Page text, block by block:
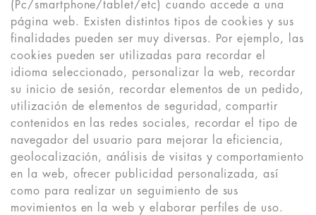
(Pc/smartphone/tablet/etc) cuando accede a una
página web. Existen distintos tipos de cookies y sus
finalidades pueden ser muy diversas. Por ejemplo, las
cookies pueden ser utilizadas para recordar el
idioma seleccionado, personalizar la web, recordar
su inicio de sesión, recordar elementos de un pedido,
utilización de elementos de seguridad, compartir
contenidos en las redes sociales, recordar el tipo de
navegador del usuario para mejorar la eficiencia,
geolocalización, análisis de visitas y comportamiento
en la web, ofrecer publicidad personalizada, así
como para realizar un seguimiento de sus
movimientos en la web y elaborar perfiles de uso.